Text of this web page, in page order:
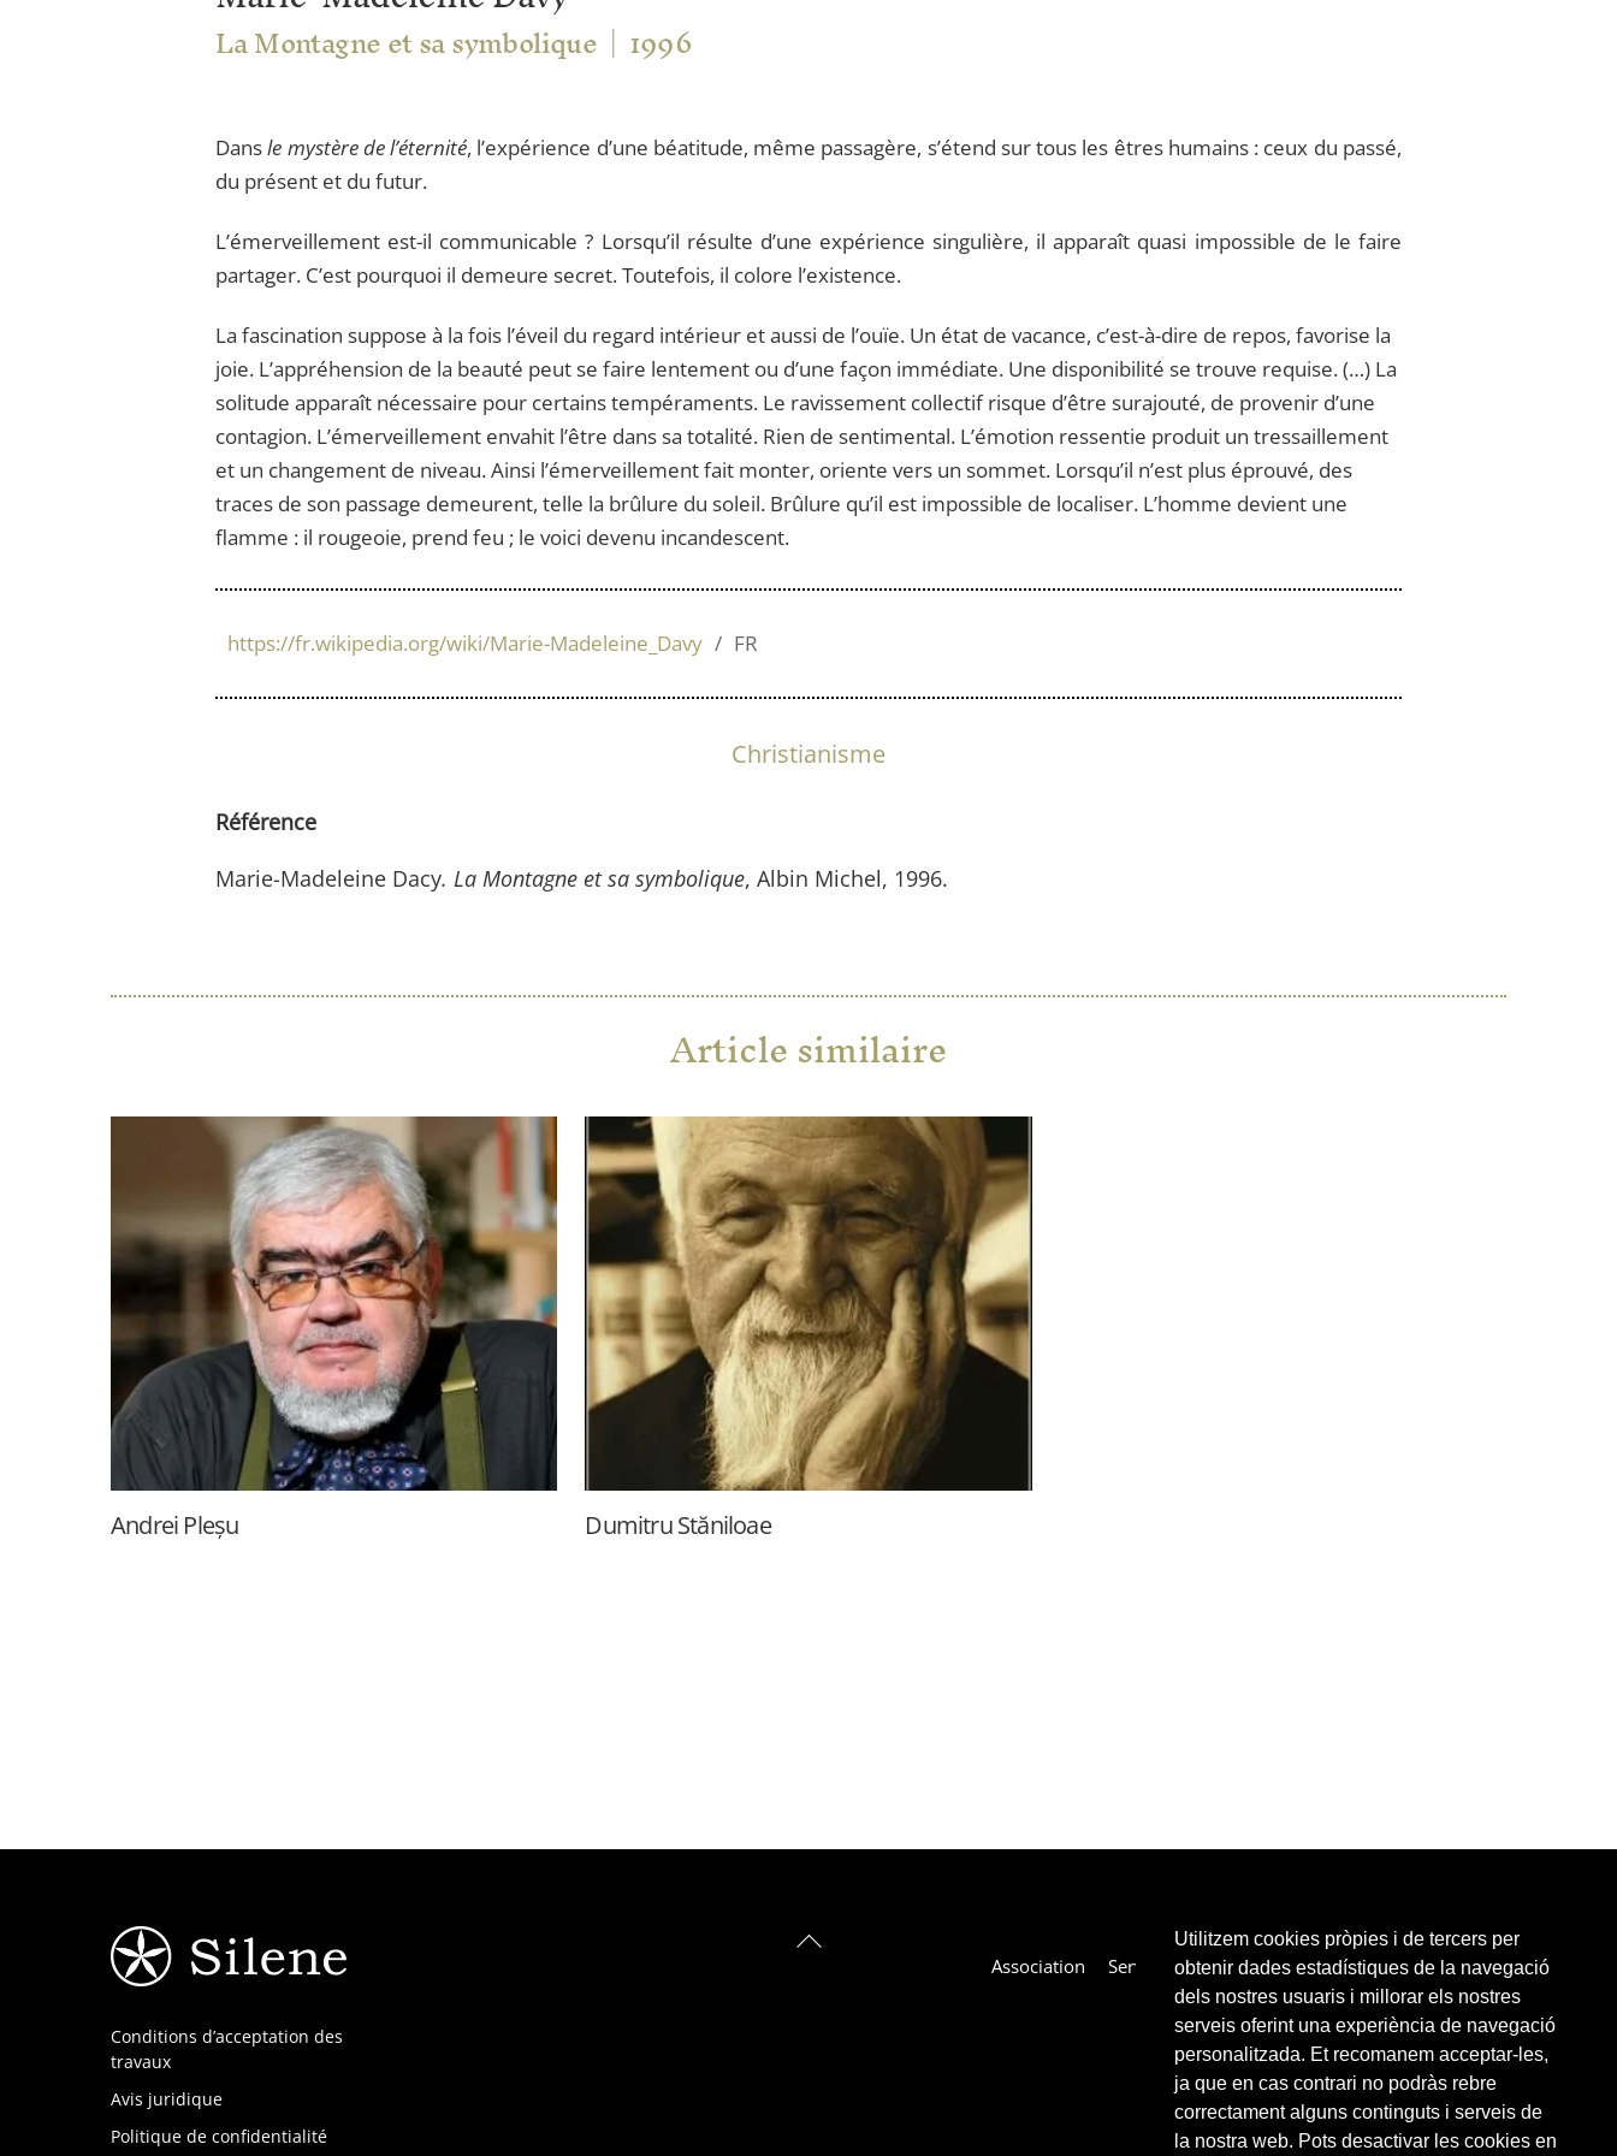
Utilitzem cookies pròpies i de tercers per
obtenir dades estadístiques de la navegació
dels nostres usuaris i millorar els nostres
serveis oferint una experiència de navegació
personalitzada. Et recomanem acceptar-les,
ja que en cas contrari no podràs rebre
correctament alguns continguts i serveis de
la nostra web. Pots desactivar les cookies en
La Montagne et sa symbolique 1996
Dansle mystère de l’éternité, l’expérience d’une béatitude, même passagère, s’étend sur tous les êtres humains : ceux du passé,
du présent et du futur.
L’émerveillement est-il communicable ? Lorsqu’il résulte d’une expérience singulière, il apparaît quasi impossible de le faire
partager. C’est pourquoi il demeure secret. Toutefois, il colore l’existence.
La fascination suppose à la fois l’éveil du regard intérieur et aussi de l’ouïe. Un état de vacance, c’est-à-dire de repos, favorise la
joie. L’appréhension de la beauté peut se faire lentement ou d’une façon immédiate. Une disponibilité se trouve requise. (…) La
solitude apparaît nécessaire pour certains tempéraments. Le ravissement collectif risque d’être surajouté, de provenir d’une
contagion. L’émerveillement envahit l’être dans sa totalité. Rien de sentimental. L’émotion ressentie produit un tressaillement
et un changement de niveau. Ainsi l’émerveillement fait monter, oriente vers un sommet. Lorsqu’il n’est plus éprouvé, des
traces de son passage demeurent, telle la brûlure du soleil. Brûlure qu’il est impossible de localiser. L’homme devient une
flamme : il rougeoie, prend feu ; le voici devenu incandescent.
https://fr.wikipedia.org/wiki/Marie-Madeleine_Davy FR
Christianisme
Référence
Marie-Madeleine Dacy. La Montagne et sa symbolique, Albin Michel, 1996.
Article similaire
Andrei Pleșu Dumitru Stăniloae
Back
Conditions d’acceptation des
travaux
Avis juridique
Politique de confidentialité
Association Services Collaborateurs Liens Contacter